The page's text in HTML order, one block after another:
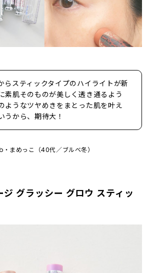
らスティックタイプのハイライトが新
素肌そのものが美しく透き通るよう
ようなツヤめきをまとった肌を叶え
うから、期待大！
・まめっこ（40代／ブルべ冬）
ジ グラッシー グロウ スティッ